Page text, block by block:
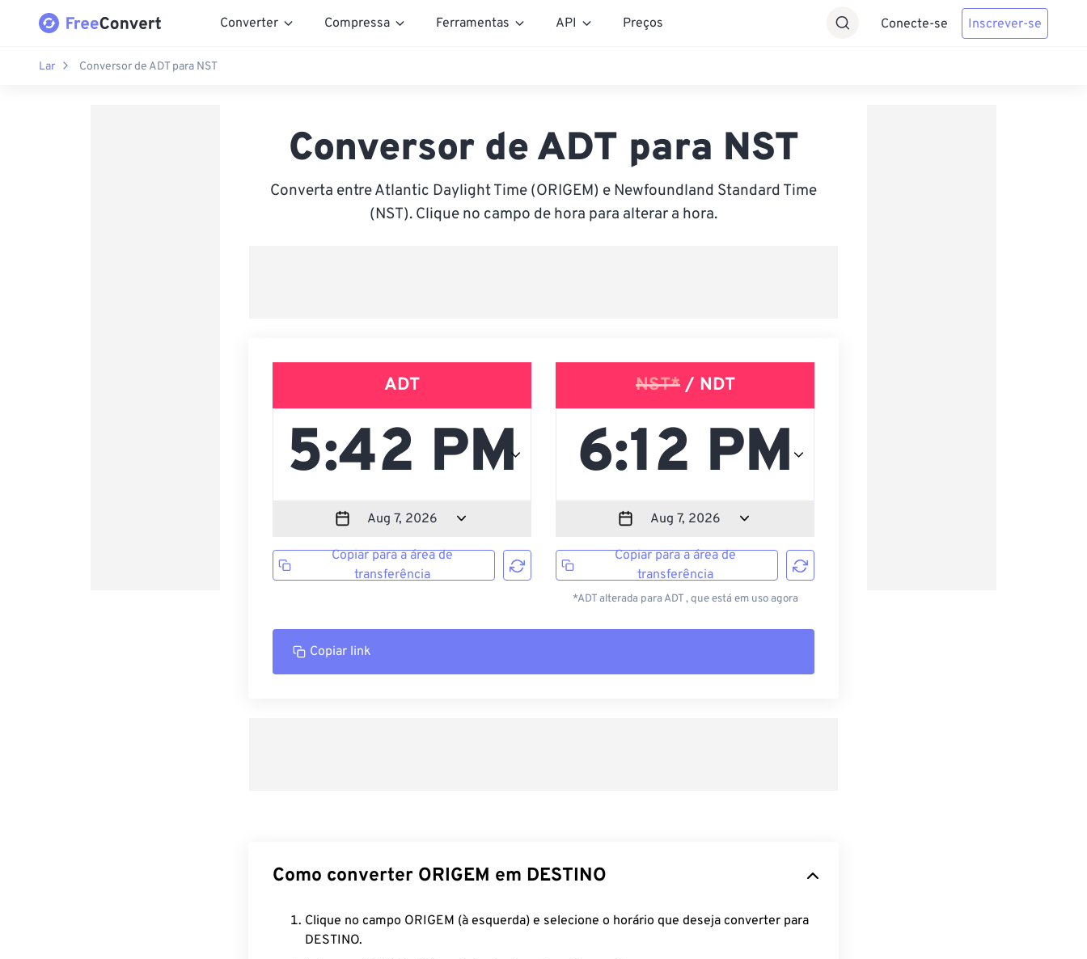
Converter Compressa Ferramentas API Preços Conecte-se Inscrever-se
Lar Conversor de ADT para NST
Conversor de ADT para NST
Converta entre Atlantic Daylight Time (ORIGEM) e Newfoundland Standard Time
(NST). Clique no campo de hora para alterar a hora.
ADT
Copiar para a área de
transferência
NST*/ NDT
Copiar para a área de
transferência
*ADT alterada para ADT , que está em uso agora
Copiar link
Como converter ORIGEM em DESTINO
Clique no campo ORIGEM (à esquerda) e selecione o horário que deseja converter para
DESTINO.